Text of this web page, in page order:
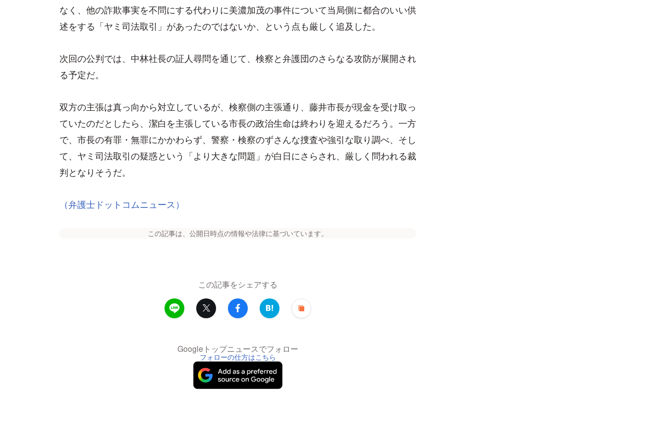
なく、他の詐欺事実を不問にする代わりに美濃加茂の事件について当局側に都合のいい供
述をする「ヤミ司法取引」があったのではないか、という点も厳しく追及した。
次回の公判では、中林社長の証人尋問を通じて、検察と弁護団のさらなる攻防が展開され
る予定だ。
双方の主張は真っ向から対立しているが、検察側の主張通り、藤井市長が現金を受け取っ
ていたのだとしたら、潔白を主張している市長の政治生命は終わりを迎えるだろう。一方
で、市長の有罪・無罪にかかわらず、警察・検察のずさんな捜査や強引な取り調べ、そし
て、ヤミ司法取引の疑惑という「より大きな問題」が白日にさらされ、厳しく問われる裁
判となりそうだ。
（弁護士ドットコムニュース）
この記事は、公開日時点の情報や法律に基づいています。
この記事をシェアする
Googleトップニュースでフォロー
フォローの仕方はこちら